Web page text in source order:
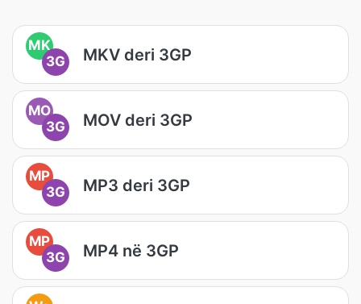
MK
3G
MKV deri 3GP
MO
3G
MOV deri 3GP
MP
3G
MP3 deri 3GP
MP
3G
MP4 në 3GP